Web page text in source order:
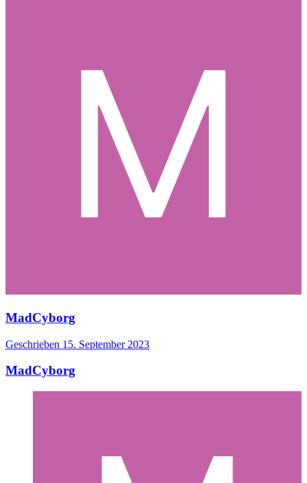
MadCyborg
Geschrieben 15. September 2023
MadCyborg